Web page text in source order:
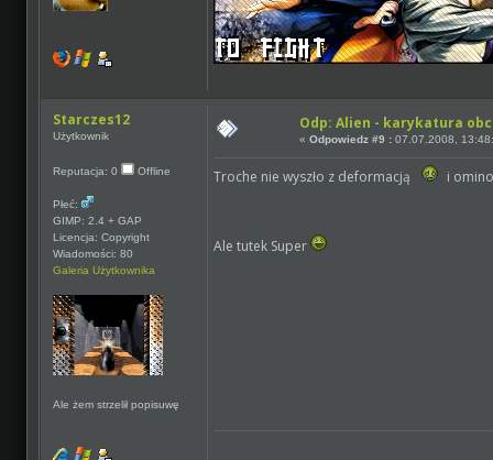
Starczes12
Użytkownik
Reputacja: 0 Offline
Płeć:
GIMP: 2.4 + GAP
Licencja: Copyright
Wiadomości: 80
Galeria Użytkownika
Ale żem strzelił popisuwę
Odp: Alien - karykatura
«Odpowiedz #9 : 07.07.2008,
Troche nie wyszło z deformacją i
Ale tutek Super